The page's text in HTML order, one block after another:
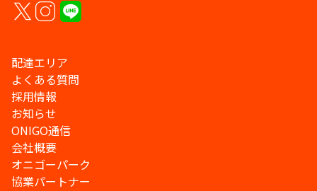
配達エリア
よくある質問
採用情報
お知らせ
ONIGO通信
会社概要
オニゴーパーク
協業パートナー